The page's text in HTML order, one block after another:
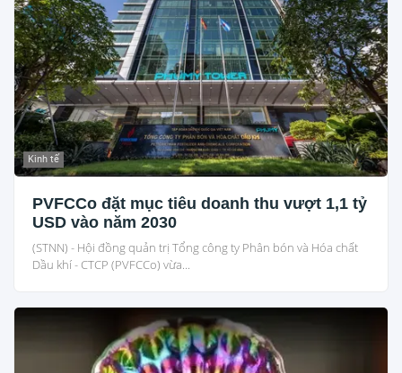
Kinh tế
PVFCCo đặt mục tiêu doanh thu vượt 1,1 tỷ
USD vào năm 2030
(STNN) - Hội đồng quản trị Tổng công ty Phân bón và Hóa chất
Dầu khí - CTCP (PVFCCo) vừa...